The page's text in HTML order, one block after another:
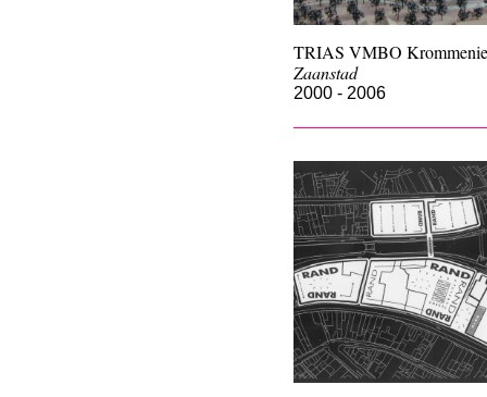
TRIAS VMBO Krommenie
Zaanstad
2000 - 2006